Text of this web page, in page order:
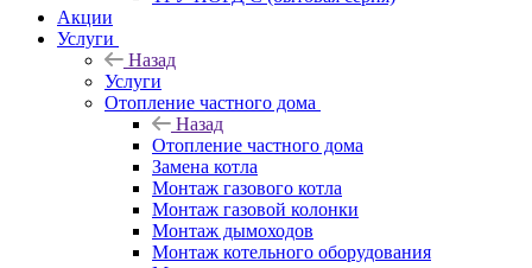
Акции
Услуги
Назад
Услуги
Отопление частного дома
Назад
Отопление частного дома
Замена котла
Монтаж газового котла
Монтаж газовой колонки
Монтаж дымоходов
Монтаж котельного оборудования